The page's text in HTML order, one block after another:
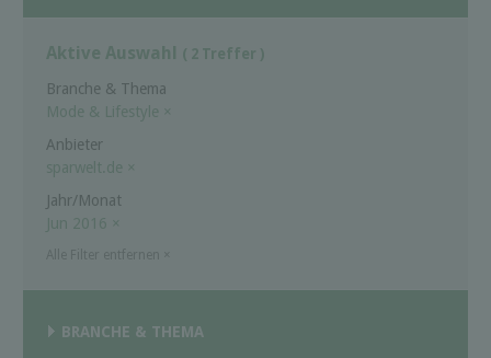
Aktive Auswahl ( 2 Treffer )
Branche & Thema
Mode & Lifestyle ×
Anbieter
sparwelt.de ×
Jahr/Monat
Jun 2016 ×
BRANCHE & THEMA